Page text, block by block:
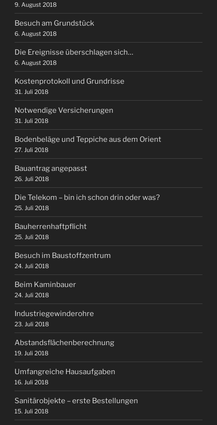
9. August 2018
Besuch am Grundstück
6. August 2018
Die Ereignisse überschlagen sich…
6. August 2018
Kostenprotokoll und Grundrisse
31. Juli 2018
Notwendige Versicherungen
31. Juli 2018
Bodenbeläge und Teppiche aus dem Orient
27. Juli 2018
Bauantrag angepasst
26. Juli 2018
Die Telekom – bin ich schon drin oder was?
25. Juli 2018
Bauherrenhaftpflicht
25. Juli 2018
Besuch im Baustoffzentrum
24. Juli 2018
Beim Kaminbauer
24. Juli 2018
Industriegewinderohre
23. Juli 2018
Abstandsflächenberechnung
19. Juli 2018
Umfangreiche Hausaufgaben
16. Juli 2018
Sanitärobjekte – erste Bestellungen
15. Juli 2018